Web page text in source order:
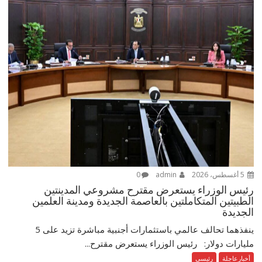
0
رئيس الوزراء يستعرض مقترح مشروعي المدينتين
الطبيتين المتكاملتين بالعاصمة الجديدة ومدينة العلمين
الجديدة
ينفذهما تحالف عالمي باستثمارات أجنبية مباشرة تزيد على 5
مليارات دولار: رئيس الوزراء يستعرض مقترح...
أخبارعاجلة رئيسي